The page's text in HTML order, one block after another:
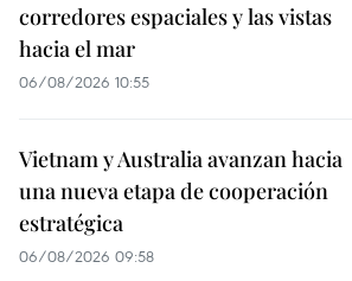
corredores espaciales y las vistas
hacia el mar
06/08/2026 10:55
Vietnam y Australia avanzan hacia
una nueva etapa de cooperación
estratégica
06/08/2026 09:58